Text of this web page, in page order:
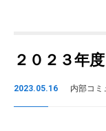
２０２３年
2023.05.16 内部コミ